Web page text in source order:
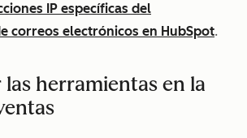
IP específicas del
correos electrónicos en HubSpot.
las herramientas en la